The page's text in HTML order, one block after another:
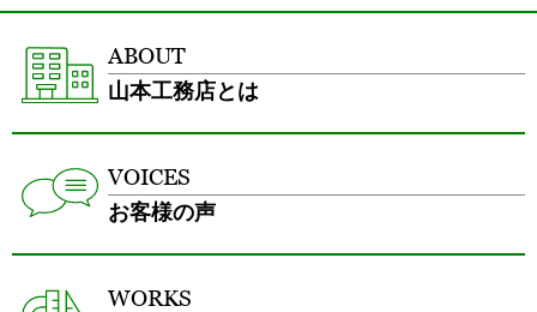
ABOUT
山本工務店とは
VOICES
お客様の声
WORKS